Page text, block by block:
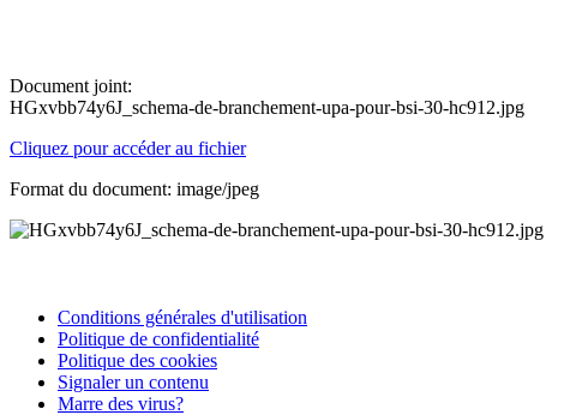
Document joint:
HGxvbb74y6J_schema-de-branchement-upa-pour-bsi-30-hc912.jpg
Cliquez pour accéder au fichier
Format du document: image/jpeg
Conditions générales d'utilisation
Politique de confidentialité
Politique des cookies
Signaler un contenu
Marre des virus?